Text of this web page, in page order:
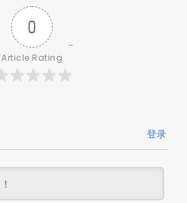
0
Article Rating
登录